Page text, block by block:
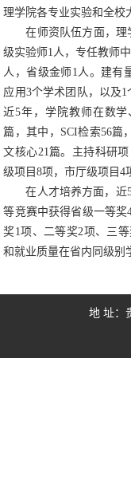
理学院各专业实验和全校
在师资队伍方面，理
级实验师1人，专任教师
人，省级金师1人。建有
应用3个学术团队，以及1
近5年，学院教师在数
篇，其中，SCI检索56篇
文核心21篇。主持科研
级项目8项，市厅级项目4
在人才培养方面，近
等竞赛中获得省级一等奖
奖1项、二等奖2项、三
和就业质量在省内同级别
地 址：